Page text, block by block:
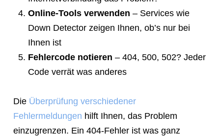
Online-Tools verwenden – Services wie
Down Detector zeigen Ihnen, ob’s nur bei
Ihnen ist
Fehlercode notieren – 404, 500, 502? Jeder
Code verrät was anderes
Die Überprüfung verschiedener
Fehlermeldungen hilft Ihnen, das Problem
einzugrenzen. Ein 404-Fehler ist was ganz